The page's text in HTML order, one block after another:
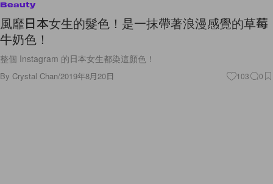
Beauty
風靡日本女生的髮色！是一抹帶著浪漫感覺的草莓
牛奶色！
整個 Instagram 的日本女生都染這顏色！
By Crystal Chan/2019年8月20日 103 0